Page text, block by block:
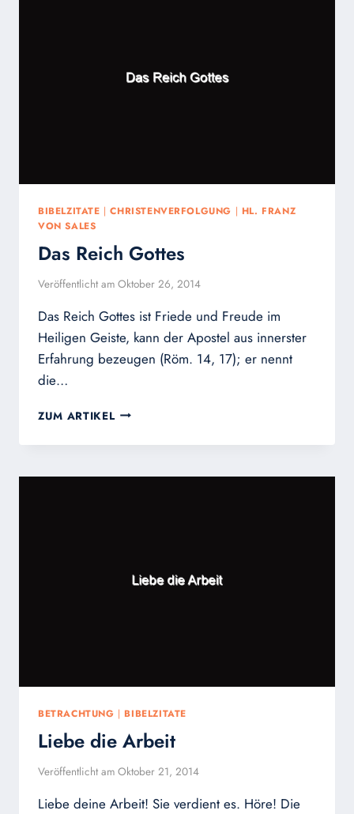
BIBELZITATE |CHRISTENVERFOLGUNG | HL. FRANZ
VON SALES
Das Reich Gottes
Veröffentlicht am Oktober 26, 2014
Das Reich Gottes ist Friede und Freude im
Heiligen Geiste, kann der Apostel aus innerster
Erfahrung bezeugen (Röm. 14, 17); er nennt
die…
ZUM ARTIKEL DAS
GOTTES
BETRACHTUNG | BIBELZITATE
Liebe die Arbeit
Veröffentlicht am Oktober 21, 2014
Liebe deine Arbeit! Sie verdient es. Höre! Die